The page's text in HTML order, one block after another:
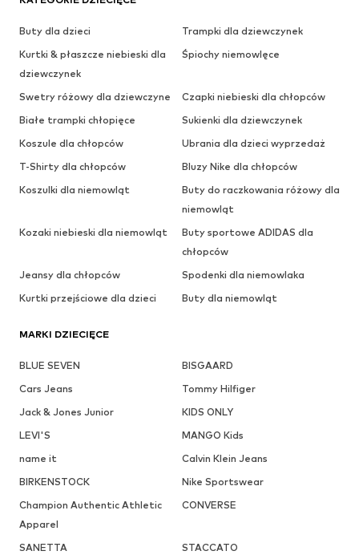
Buty dla dzieci
Trampki dla dziewczynek
Kurtki & płaszcze niebieski dla
dziewczynek
Śpiochy niemowlęce
Swetry różowy dla dziewczyne
Czapki niebieski dla chłopców
Białe trampki chłopięce
Sukienki dla dziewczynek
Koszule dla chłopców
Ubrania dla dzieci wyprzedaż
T-Shirty dla chłopców
Bluzy Nike dla chłopców
Koszulki dla niemowląt
Buty do raczkowania różowy dla
niemowląt
Kozaki niebieski dla niemowląt
Buty sportowe ADIDAS dla
chłopców
Jeansy dla chłopców
Spodenki dla niemowlaka
Kurtki przejściowe dla dzieci
Buty dla niemowląt
MARKI DZIECIĘCE
BLUE SEVEN
BISGAARD
Cars Jeans
Tommy Hilfiger
Jack & Jones Junior
KIDS ONLY
LEVI'S
MANGO Kids
name it
Calvin Klein Jeans
BIRKENSTOCK
Nike Sportswear
Champion Authentic Athletic
Apparel
CONVERSE
SANETTA
STACCATO